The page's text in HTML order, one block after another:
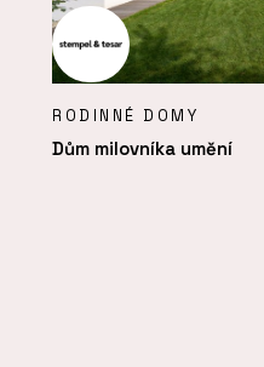
RODINNÉ DOMY
Dům milovníka umění